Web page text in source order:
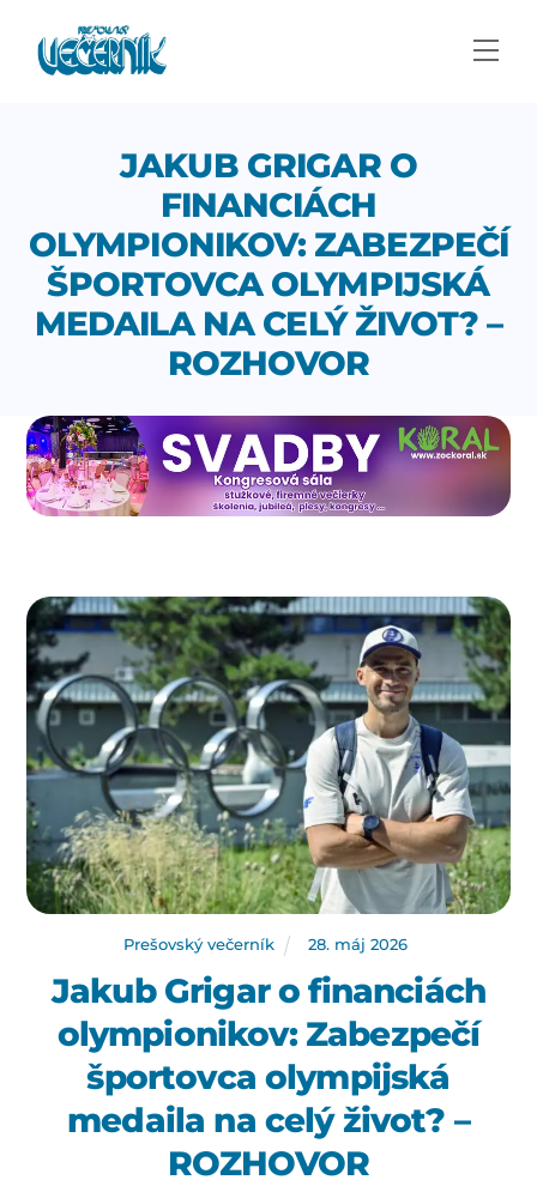
content
JAKUB GRIGAR O
FINANCIÁCH
OLYMPIONIKOV: ZABEZPEČÍ
ŠPORTOVCA OLYMPIJSKÁ
MEDAILA NA CELÝ ŽIVOT? –
ROZHOVOR
Prešovský večerník 28. máj 2026
Jakub Grigar o financiách
olympionikov: Zabezpečí
športovca olympijská
medaila na celý život? –
ROZHOVOR